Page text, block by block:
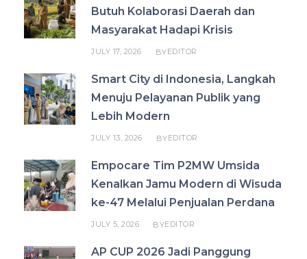
Butuh Kolaborasi Daerah dan
Masyarakat Hadapi Krisis
JULY 17, 2026 BYEDITOR
Smart City di Indonesia, Langkah
Menuju Pelayanan Publik yang
Lebih Modern
JULY 13, 2026 BYEDITOR
Empocare Tim P2MW Umsida
Kenalkan Jamu Modern di Wisuda
ke-47 Melalui Penjualan Perdana
JULY 5, 2026 BYEDITOR
AP CUP 2026 Jadi Panggung